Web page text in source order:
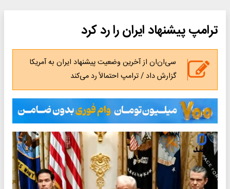
ترامپ پیشنهاد ایران را رد کرد
سی‌ان‌ان از آخرین وضعیت پیشنهاد ایران به آمریکا
گزارش داد / ترامپ احتمالاً رد می‌کند